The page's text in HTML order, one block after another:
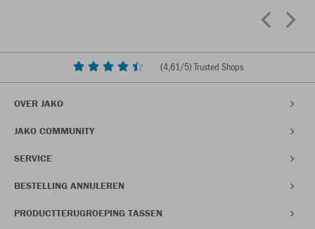
(4,61/5) Trusted Shops
OVER JAKO
JAKO COMMUNITY
SERVICE
BESTELLING ANNULEREN
PRODUCTTERUGROEPING TASSEN